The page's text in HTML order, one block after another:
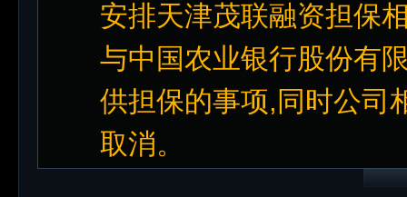
安排天津茂联融资担保
与中国农业银行股份有
供担保的事项,同时公司
取消。